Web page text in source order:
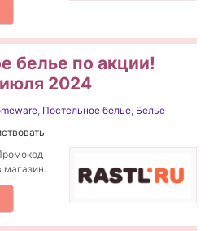
белье по акции!
2024
, Постельное белье, Белье
магазин.